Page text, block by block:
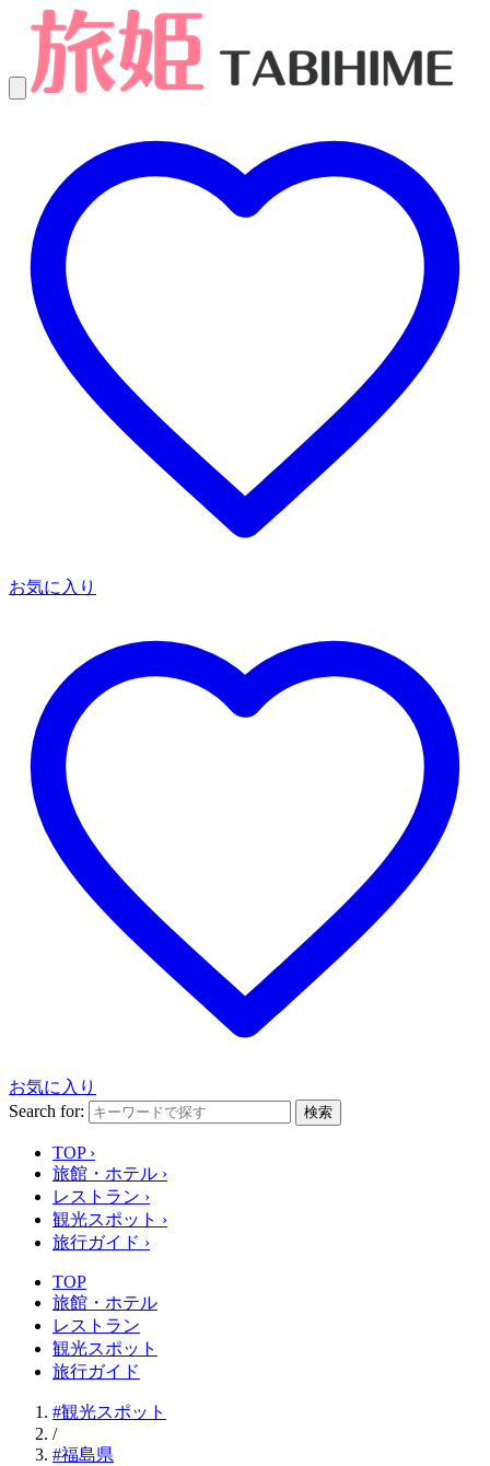
お気に入り
お気に入り
Search for:
検索
TOP ›
旅館・ホテル ›
レストラン ›
観光スポット ›
旅行ガイド ›
TOP
旅館・ホテル
レストラン
観光スポット
旅行ガイド
#観光スポット
/
#福島県